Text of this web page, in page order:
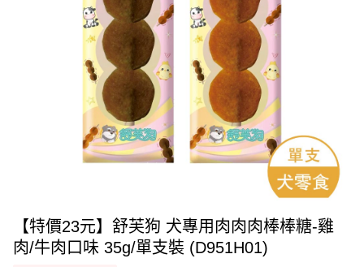
【特價23元】舒芙狗 犬專用肉肉肉棒棒糖-雞
肉/牛肉口味 35g/單支裝 (D951H01)